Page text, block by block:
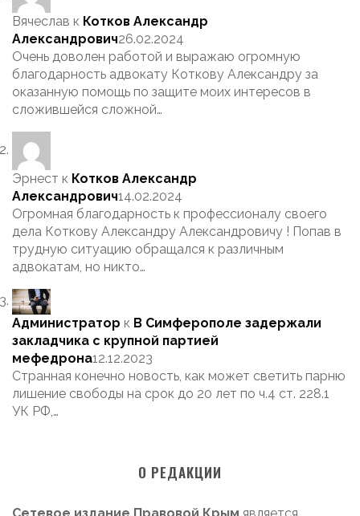
Вячеслав к Котков Александр
Александрович26.02.2024
Очень доволен работой и выражаю огромную
благодарность адвокату Коткову Александру за
оказанную помощь по защите моих интересов в
сложившейся сложной…
Эрнест к Котков Александр
Александрович14.02.2024
Огромная благодарность к профессионалу своего
дела Коткову Александру Александровичу ! Попав в
трудную ситуацию обращался к различным
адвокатам, но никто…
Администратор к В Симферополе задержали
закладчика с крупной партией
мефедрона12.12.2023
Странная конечно новость, как может светить парню
лишение свободы на срок до 20 лет по ч.4 ст. 228.1
УК РФ,…
О РЕДАКЦИИ